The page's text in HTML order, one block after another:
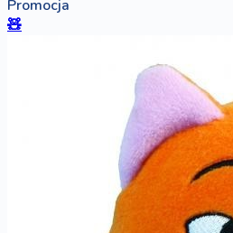
Promocja
🧸